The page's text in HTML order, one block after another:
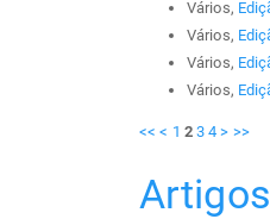
Vários,
Vários,
Vários,
Vários,
<< < 1 2 3 4 > >>